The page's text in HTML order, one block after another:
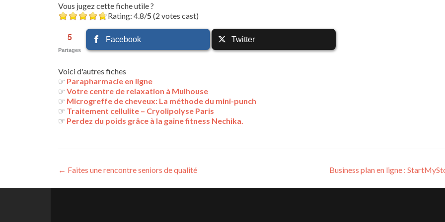
Vous jugez cette fiche utile ?
Rating: 4.8/5 (2 votes cast)
5
Partages
Facebook Twitter
Voici d'autres fiches
☞ Parapharmacie en ligne
☞ Votre centre de relaxation à Mulhouse
☞ Microgreffe de cheveux: La méthode du mini-punch
☞ Traitement cellulite – Cryolipolyse Paris
☞ Perdez du poids grâce à la gaine fitness Nechika.
Navigation
des
← Faites une rencontre seniors de qualité Business plan en ligne :